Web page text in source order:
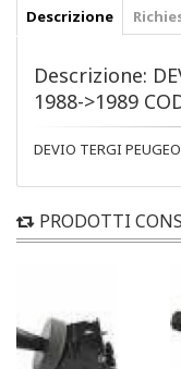
Descrizione
Descrizione:
1988->1989
DEVIO TERGI
PRODOTTI